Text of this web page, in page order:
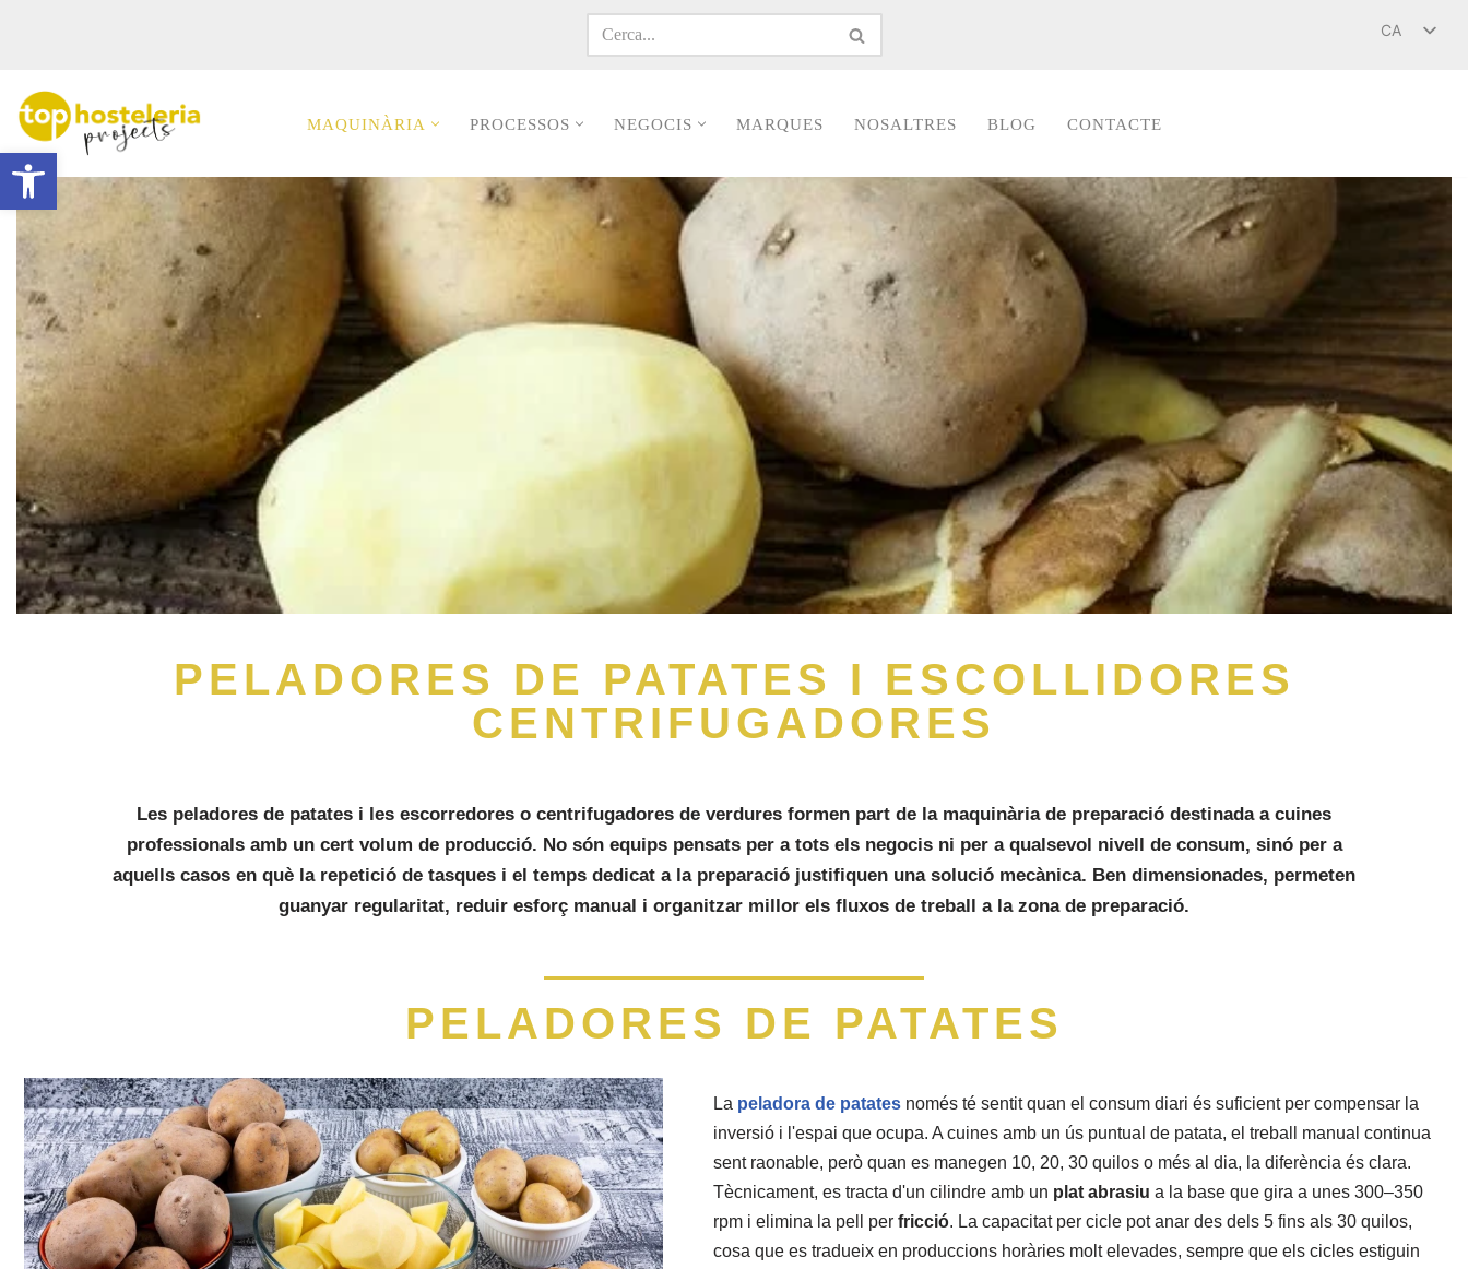
contingut
CA
MAQUINÀRIA PROCESSOS NEGOCIS MARQUES NOSALTRES BLOG CONTACTE
PELADORES DE PATATES I ESCOLLIDORES
CENTRIFUGADORES
Les peladores de patates i les escorredores o centrifugadores de verdures formen part de la maquinària de preparació destinada a cuines
professionals amb un cert volum de producció. No són equips pensats per a tots els negocis ni per a qualsevol nivell de consum, sinó per a
aquells casos en què la repetició de tasques i el temps dedicat a la preparació justifiquen una solució mecànica. Ben dimensionades, permeten
guanyar regularitat, reduir esforç manual i organitzar millor els fluxos de treball a la zona de preparació.
PELADORES DE PATATES
La peladora de patatesnomés té sentit quan el consum diari és suficient per compensar la
inversió i l'espai que ocupa. A cuines amb un ús puntual de patata, el treball manual continua
sent raonable, però quan es manegen 10, 20, 30 quilos o més al dia, la diferència és clara.
Tècnicament, es tracta d'un cilindre amb un plat abrasiu a la base que gira a unes 300–350
rpm i elimina la pell per fricció. La capacitat per cicle pot anar des dels 5 fins als 30 quilos,
cosa que es tradueix en produccions horàries molt elevades, sempre que els cicles estiguin
Obre la barra d'eines